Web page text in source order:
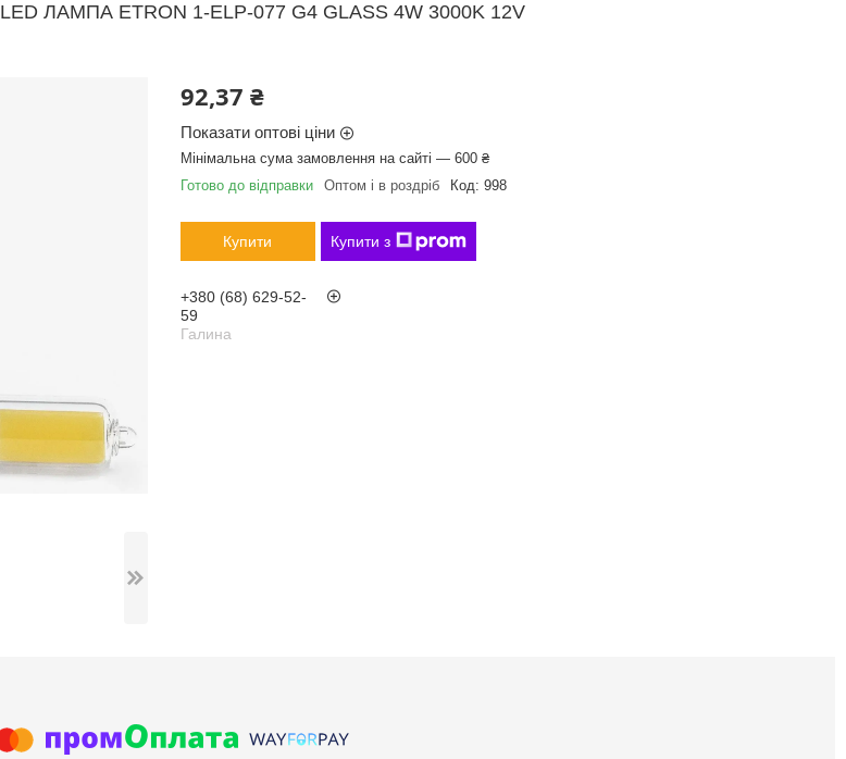
LED ЛАМПА ETRON 1-ELP-077 G4 GLASS 4W 3000K 12V
92,37 ₴
Показати оптові ціни
Мінімальна сума замовлення на сайті — 600 ₴
Готово до відправки
Оптом і в роздріб Код: 998
Купити Купити з
+380 (68) 629-52-
59
Галина